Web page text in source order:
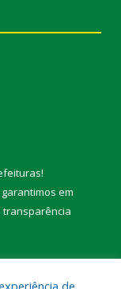
!
em
transparência
de